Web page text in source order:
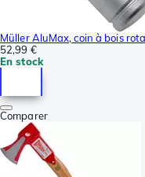
Müller AluMax, coin à bois
52,99 €
En stock
Comparer